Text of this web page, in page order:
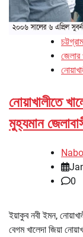
জেলার
নোয়াখালীতে
মুহ্যমান
0
ইয়াকুব নবী ইমন,
বেগম খালেদা জিয়া